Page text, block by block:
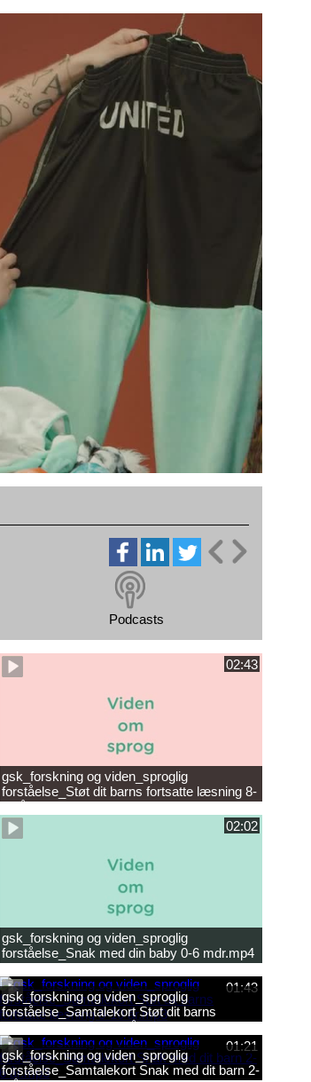
Podcasts
02:43
gsk_forskning og viden_sproglig
forståelse_Støt dit barns fortsatte læsning 8-
10 år.mp4
02:02
gsk_forskning og viden_sproglig
forståelse_Snak med din baby 0-6 mdr.mp4
01:43
gsk_forskning og viden_sproglig
forståelse_Samtalekort Støt dit barns
fortsatte læsning 8-10 år.mp3
01:21
gsk_forskning og viden_sproglig
forståelse_Samtalekort Snak med dit barn 2-